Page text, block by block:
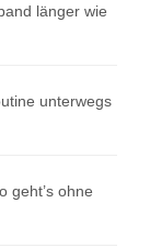
länger wie
unterwegs
geht’s ohne